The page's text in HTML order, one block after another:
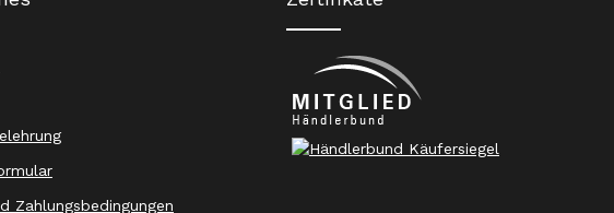
Zahlungsbedingungen